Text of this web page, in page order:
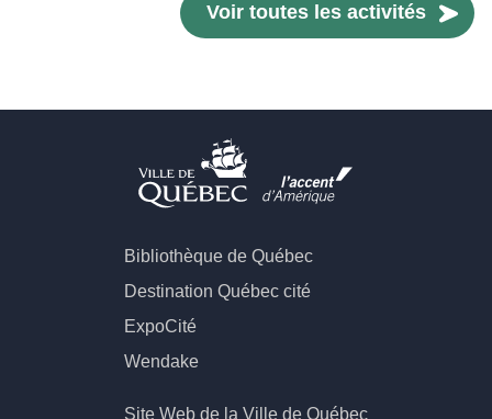
Voir toutes les activités
Bibliothèque de Québec
Destination Québec cité
ExpoCité
Wendake
Site Web de la Ville de Québec